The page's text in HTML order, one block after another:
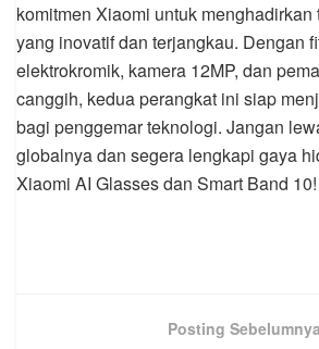
komitmen Xiaomi untuk
yang inovatif dan terjangkau. Dengan
elektrokromik, kamera 12MP, dan
canggih, kedua perangkat ini siap
bagi penggemar teknologi. Jangan
globalnya dan segera lengkapi gaya
Xiaomi AI Glasses dan Smart Band 10!
Posting Sebelumnya